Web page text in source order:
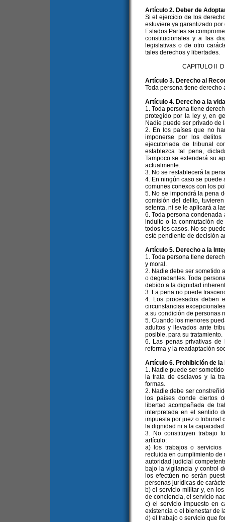
Artículo 2. Deber de
Si el ejercicio de los
estuviere ya garantizado
Estados Partes se
constitucionales y a las
legislativas o de otro
tales derechos y libertades.
CAPITULO II
Artículo 3. Derecho al
Toda persona tiene
Artículo 4. Derecho a la vida
1. Toda persona tiene
protegido por la ley y, en
Nadie puede ser privado de
2. En los países que no
imponerse por los delitos
ejecutoriada de tribunal
establezca tal pena,
Tampoco se extenderá su
actualmente.
3. No se restablecerá la
4. En ningún caso se puede
comunes conexos con los
5. No se impondrá la pena
comisión del delito,
setenta, ni se le aplicará a
6. Toda persona
indulto o la conmutación
todos los casos. No se
esté pendiente de decisión
Artículo 5. Derecho a la
1. Toda persona tiene
y moral.
2. Nadie debe ser sometido
o degradantes. Toda
debido a la dignidad
3. La pena no puede
4. Los procesados deben
circunstancias
a su condición de personas
5. Cuando los menores
adultos y llevados ante
posible, para su tratamiento.
6. Las penas privativas de
reforma y la readaptación
Artículo 6. Prohibición de
1. Nadie puede ser
la trata de esclavos y la
formas.
2. Nadie debe ser
los países donde ciertos
libertad acompañada de
interpretada en el sentido
impuesta por juez o tribunal
la dignidad ni a la
3. No constituyen trabajo
artículo:
a) los trabajos o servicios
recluida en cumplimiento de
autoridad judicial
bajo la vigilancia y control
los efectúen no serán
personas jurídicas de
b) el servicio militar y, en
de conciencia, el servicio
c) el servicio impuesto en
existencia o el bienestar de
d) el trabajo o servicio que